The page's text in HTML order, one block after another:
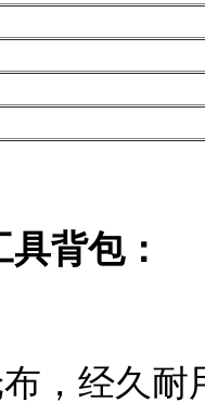
背包：
，经久耐